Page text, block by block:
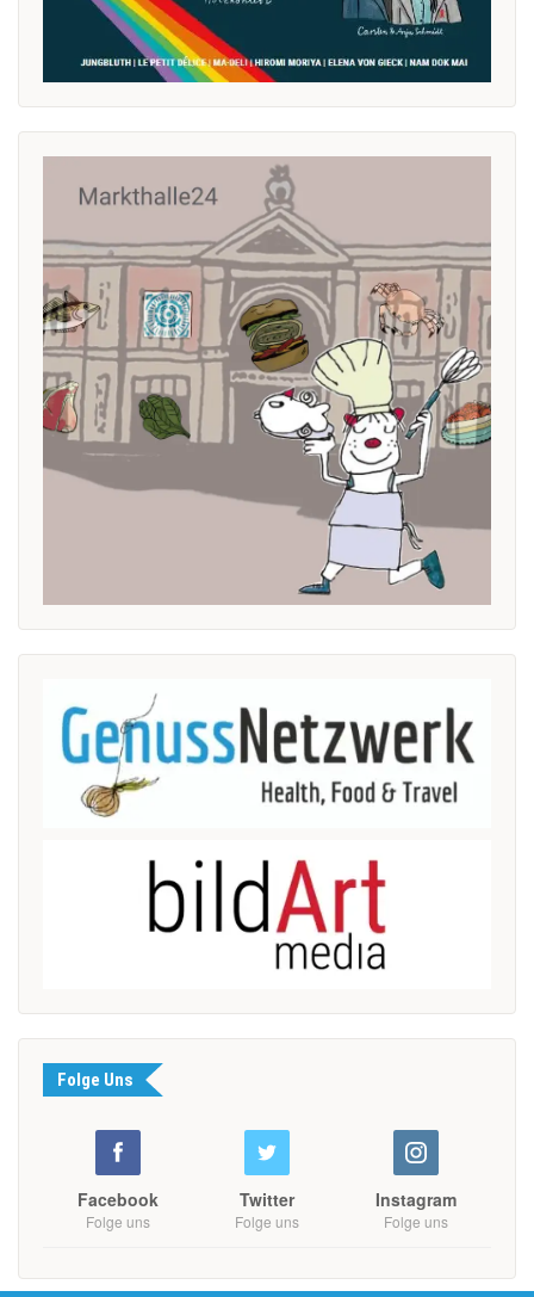
Folge Uns
Facebook
Folge uns
Twitter
Folge uns
Instagram
Folge uns